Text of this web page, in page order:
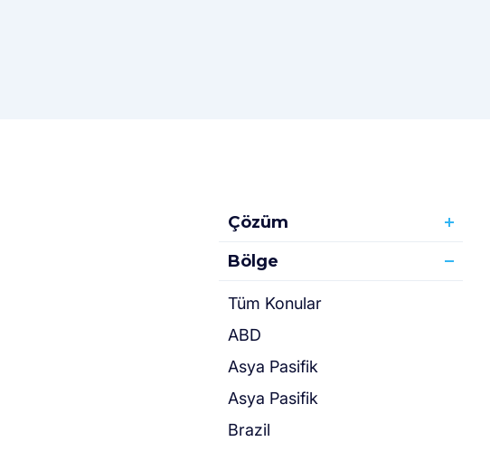
Çözüm
Bölge
Tüm Konular
ABD
Asya Pasifik
Asya Pasifik
Brazil